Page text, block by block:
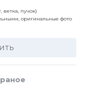
ветка, пучок)
оригинальные фото